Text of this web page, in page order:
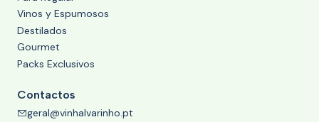
Vinos y Espumosos
Destilados
Gourmet
Packs Exclusivos
Contactos
geral@vinhalvarinho.pt